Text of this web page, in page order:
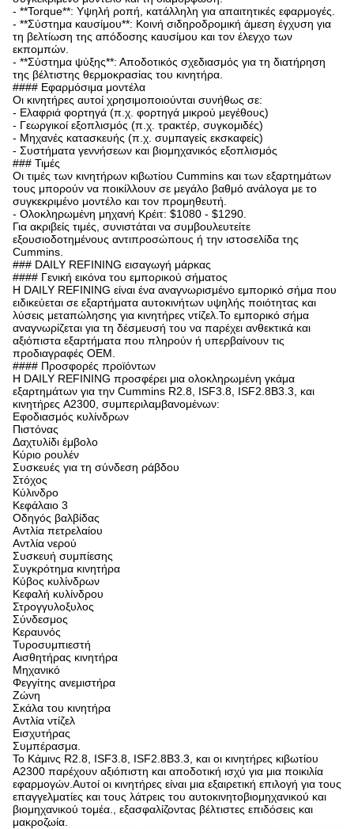
- **Torque**: Υψηλή ροπή, κατάλληλη για απαιτητικές εφαρμογές.
- **Σύστημα καυσίμου**: Κοινή σιδηροδρομική άμεση έγχυση για
τη βελτίωση της απόδοσης καυσίμου και τον έλεγχο των
εκπομπών.
- **Σύστημα ψύξης**: Αποδοτικός σχεδιασμός για τη διατήρηση
της βέλτιστης θερμοκρασίας του κινητήρα.
#### Εφαρμόσιμα μοντέλα
Οι κινητήρες αυτοί χρησιμοποιούνται συνήθως σε:
- Ελαφριά φορτηγά (π.χ. φορτηγά μικρού μεγέθους)
- Γεωργικοί εξοπλισμός (π.χ. τρακτέρ, συγκομιδές)
- Μηχανές κατασκευής (π.χ. συμπαγείς εκσκαφείς)
- Συστήματα γεννήσεων και βιομηχανικός εξοπλισμός
### Τιμές
Οι τιμές των κινητήρων κιβωτίου Cummins και των εξαρτημάτων
τους μπορούν να ποικίλλουν σε μεγάλο βαθμό ανάλογα με το
συγκεκριμένο μοντέλο και τον προμηθευτή.
- Ολοκληρωμένη μηχανή Κρέιτ: $1080 - $1290.
Για ακριβείς τιμές, συνιστάται να συμβουλευτείτε
εξουσιοδοτημένους αντιπροσώπους ή την ιστοσελίδα της
Cummins.
### DAILY REFINING εισαγωγή μάρκας
#### Γενική εικόνα του εμπορικού σήματος
Η DAILY REFINING είναι ένα αναγνωρισμένο εμπορικό σήμα που
ειδικεύεται σε εξαρτήματα αυτοκινήτων υψηλής ποιότητας και
λύσεις μεταπώλησης για κινητήρες ντίζελ.Το εμπορικό σήμα
αναγνωρίζεται για τη δέσμευσή του να παρέχει ανθεκτικά και
αξιόπιστα εξαρτήματα που πληρούν ή υπερβαίνουν τις
προδιαγραφές OEM.
#### Προσφορές προϊόντων
Η DAILY REFINING προσφέρει μια ολοκληρωμένη γκάμα
εξαρτημάτων για την Cummins R2.8, ISF3.8, ISF2.8Β3.3, και
κινητήρες A2300, συμπεριλαμβανομένων:
Εφοδιασμός κυλίνδρων
Πιστόνας
Δαχτυλίδι έμβολο
Κύριο ρουλέν
Συσκευές για τη σύνδεση ράβδου
Στόχος
Κύλινδρο
Κεφάλαιο 3
Οδηγός βαλβίδας
Αντλία πετρελαίου
Αντλία νερού
Συσκευή συμπίεσης
Συγκρότημα κινητήρα
Κύβος κυλίνδρων
Κεφαλή κυλίνδρου
Στρογγυλοξυλος
Σύνδεσμος
Κεραυνός
Τυροσυμπιεστή
Αισθητήρας κινητήρα
Μηχανικό
Φεγγίτης ανεμιστήρα
Ζώνη
Σκάλα του κινητήρα
Αντλία ντίζελ
Εισχυτήρας
Συμπέρασμα.
Το Κάμινς R2.8, ISF3.8, ISF2.8Β3.3, και οι κινητήρες κιβωτίου
A2300 παρέχουν αξιόπιστη και αποδοτική ισχύ για μια ποικιλία
εφαρμογών.Αυτοί οι κινητήρες είναι μια εξαιρετική επιλογή για τους
επαγγελματίες και τους λάτρεις του αυτοκινητοβιομηχανικού και
βιομηχανικού τομέα., εξασφαλίζοντας βέλτιστες επιδόσεις και
μακροζωία.